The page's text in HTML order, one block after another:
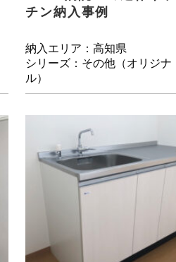
チン納入事例
納入エリア：高知県
シリーズ：その他（オリジナ
ル）